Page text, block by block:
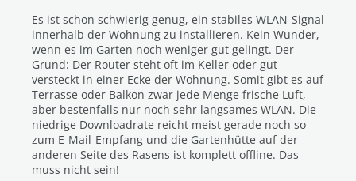
Es ist schon schwierig genug, ein stabiles WLAN-Signal
innerhalb der Wohnung zu installieren. Kein Wunder,
wenn es im Garten noch weniger gut gelingt. Der
Grund: Der Router steht oft im Keller oder gut
versteckt in einer Ecke der Wohnung. Somit gibt es auf
Terrasse oder Balkon zwar jede Menge frische Luft,
aber bestenfalls nur noch sehr langsames WLAN. Die
niedrige Downloadrate reicht meist gerade noch so
zum E-Mail-Empfang und die Gartenhütte auf der
anderen Seite des Rasens ist komplett offline. Das
muss nicht sein!